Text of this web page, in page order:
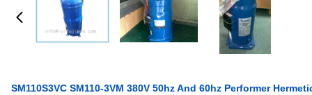
SM110S3VC SM110-3VM 380V 50hz And 60hz Performer